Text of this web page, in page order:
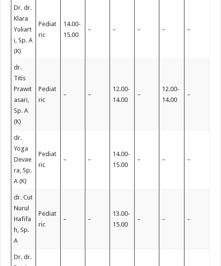
Dr. dr.
Klara
Yuliart
i, Sp. A
(K)
Pediat
ric
14.00-
15.00
– – – – –
dr.
Titis
Prawit
asari,
Sp. A
(K)
Pediat
ric
– –
12.00-
14.00
–
12.00-
14.00
–
dr.
Yoga
Devae
ra, Sp.
A (K)
Pediat
ric
– –
14.00-
15.00
– – –
dr. Cut
Nurul
Hafifa
h, Sp.
A
Pediat
ric
– –
13.00-
15.00
– – –
Dr. dr.